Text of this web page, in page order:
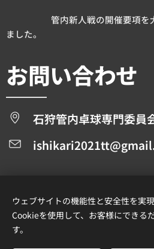
管内新人戦の開催要項を大
ました。
お問い合わせ
石狩管内卓球専門委員
ウェブサイトの機能性と安全性を実
Cookieを使用して、お客様にできる
す。